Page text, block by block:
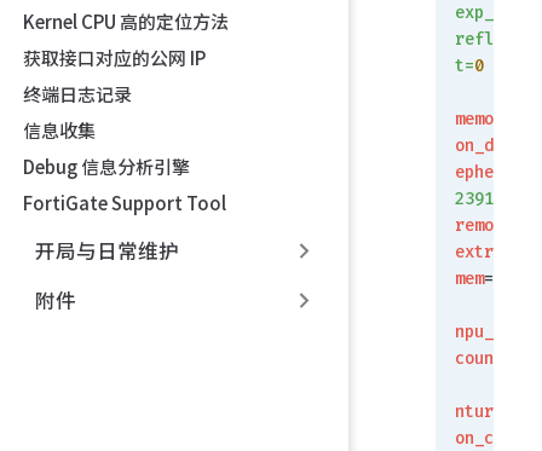
Kernel CPU 高的定位方法
获取接口对应的公网 IP
终端日志记录
信息收集
Debug 信息分析引擎
FortiGate Support Tool
开局与日常维护
附件
t=0
on_drop
ephemeral
239104
mem=
count
on_count